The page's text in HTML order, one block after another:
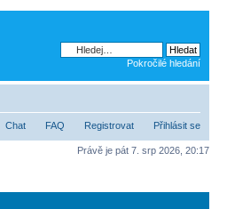
Pokročilé hledání
Chat FAQ Registrovat Přihlásit se
Právě je pát 7. srp 2026, 20:17